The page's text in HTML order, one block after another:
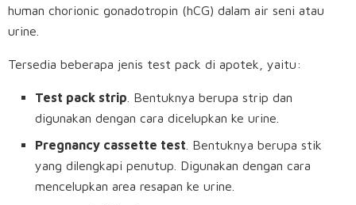
human chorionic gonadotropin (hCG) dalam air seni atau
urine.
Tersedia beberapa jenis test pack di apotek, yaitu:
Test pack strip . Bentuknya berupa strip dan
digunakan dengan cara dicelupkan ke urine.
Pregnancy cassette test . Bentuknya berupa stik
yang dilengkapi penutup. Digunakan dengan cara
mencelupkan area resapan ke urine.